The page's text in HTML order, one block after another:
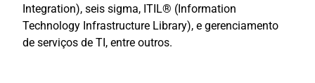
Integration), seis sigma, ITIL® (Information
Technology Infrastructure Library), e gerenciamento
de serviços de TI, entre outros.